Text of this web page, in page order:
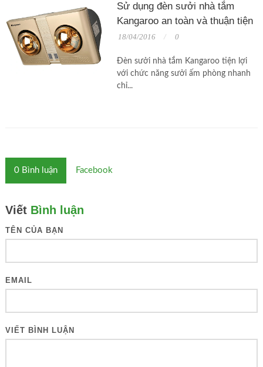
Sử dụng đèn sưởi nhà tắm
Kangaroo an toàn và thuận tiện
18/04/2016 0
Đèn sưởi nhà tắm Kangaroo tiện lợi
với chức năng sưởi ấm phòng nhanh
chỉ...
0Bình luận Facebook
Viết Bình luận
TÊN CỦA BẠN
EMAIL
VIẾT BÌNH LUẬN